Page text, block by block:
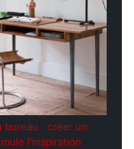
bureau : créer un
l’inspiration